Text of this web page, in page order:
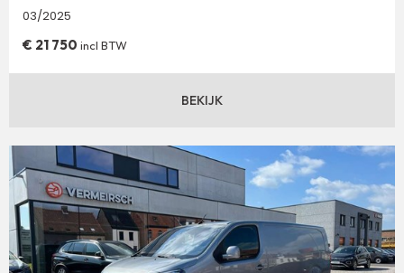
03/2025
€ 21 750 incl BTW
BEKIJK